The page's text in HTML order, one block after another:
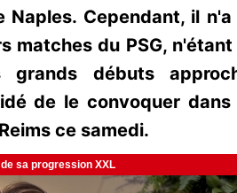
Naples. Cependant, il n'a
matches du PSG, n'étant
débuts
de le convoquer dans
ce samedi.